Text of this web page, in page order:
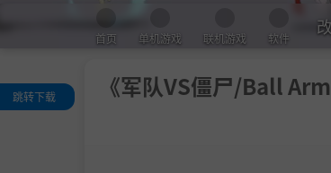
首页 单机游戏 联机游戏 软件
《军队VS僵尸/Ball
跳转下载